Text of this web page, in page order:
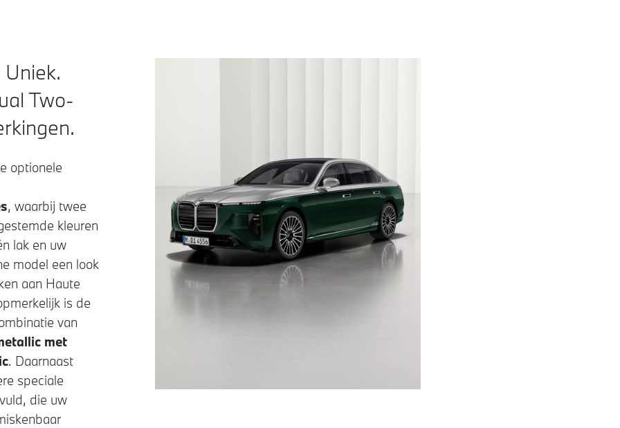
Two-
optionele
, waarbij twee
kleuren
lak en uw
model een look
aan Haute
is de
van
met
. Daarnaast
speciale
die uw